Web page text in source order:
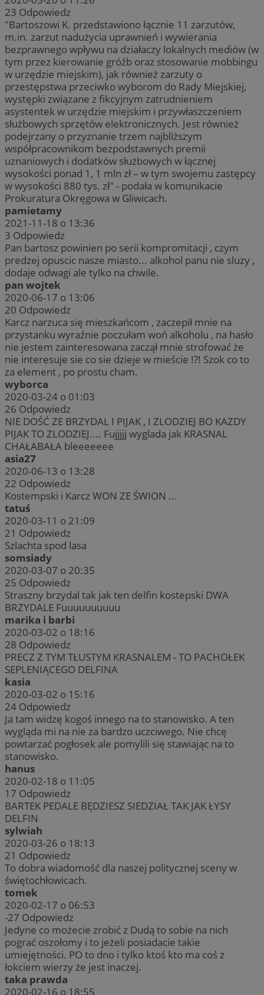
23 Odpowiedz
"Bartoszowi K. przedstawiono łącznie 11 zarzutów,
m.in. zarzut nadużycia uprawnień i wywierania
bezprawnego wpływu na działaczy lokalnych mediów (w
tym przez kierowanie gróźb oraz stosowanie mobbingu
w urzędzie miejskim), jak również zarzuty o
przestępstwa przeciwko wyborom do Rady Miejskiej,
występki związane z fikcyjnym zatrudnieniem
asystentek w urzędzie miejskim i przywłaszczeniem
służbowych sprzętów elektronicznych. Jest również
podejrzany o przyznanie trzem najbliższym
współpracownikom bezpodstawnych premii
uznaniowych i dodatków służbowych w łącznej
wysokości ponad 1, 1 mln zł – w tym swojemu zastępcy
w wysokości 880 tys. zł" - podała w komunikacie
Prokuratura Okręgowa w Gliwicach.
pamietamy
2021-11-18 o 13:36
3 Odpowiedz
Pan bartosz powinien po serii kompromitacji , czym
predzej opuscic nasze miasto... alkohol panu nie sluzy ,
dodaje odwagi ale tylko na chwile.
pan wojtek
2020-06-17 o 13:06
20 Odpowiedz
Karcz narzuca się mieszkańcom , zaczepił mnie na
przystanku wyraźnie poczułam woń alkoholu , na hasło
nie jestem zainteresowana zaczął mnie strofować że
nie interesuje sie co sie dzieje w mieście !?! Szok co to
za element , po prostu cham.
wyborca
2020-03-24 o 01:03
26 Odpowiedz
NIE DOŚĆ ZE BRZYDAL I PIJAK , I ZLODZIEJ BO KAZDY
PIJAK TO ZLODZIEJ.... Fujjjjj wyglada jak KRASNAL
CHAŁABAŁA bleeeeeee
asia27
2020-06-13 o 13:28
22 Odpowiedz
Kostempski i Karcz WON ZE ŚWION ...
tatuś
2020-03-11 o 21:09
21 Odpowiedz
Szlachta spod lasa
somsiady
2020-03-07 o 20:35
25 Odpowiedz
Straszny brzydal tak jak ten delfin kostepski DWA
BRZYDALE Fuuuuuuuuuu
marika i barbi
2020-03-02 o 18:16
28 Odpowiedz
PRECZ Z TYM TŁUSTYM KRASNALEM - TO PACHOŁEK
SEPLENIĄCEGO DELFINA
kasia
2020-03-02 o 15:16
24 Odpowiedz
Ja tam widzę kogoś innego na to stanowisko. A ten
wygląda mi na nie za bardzo uczciwego. Nie chcę
powtarzać pogłosek ale pomylili się stawiając na to
stanowisko.
hanus
2020-02-18 o 11:05
17 Odpowiedz
BARTEK PEDALE BĘDZIESZ SIEDZIAŁ TAK JAK ŁYSY
DELFIN
sylwiah
2020-03-26 o 18:13
21 Odpowiedz
To dobra wiadomość dla naszej politycznej sceny w
świętochłowicach.
tomek
2020-02-17 o 06:53
-27 Odpowiedz
Jedyne co możecie zrobić z Dudą to sobie na nich
pograć oszołomy i to jeżeli posiadacie takie
umiejętności. PO to dno i tylko ktoś kto ma coś z
łokciem wierzy że jest inaczej.
taka prawda
2020-02-16 o 18:55